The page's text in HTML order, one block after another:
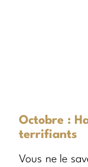
Octobre :
terrifiants
Vous ne le